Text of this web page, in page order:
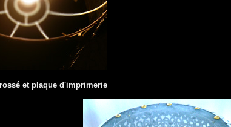
et plaque d'imprimerie